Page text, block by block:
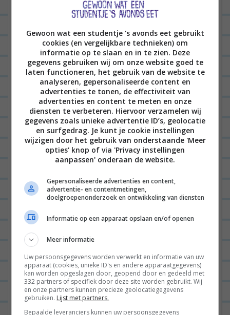
30 hippe kerstballen die je in je
boom wil
INTERIEUR 2
Hallo fijne mensen en welkom bij deze
heerlijke blogpost vol hippe kerstballen
waarvan je denkt ‘Oooooh mijn gód die wil ik
hebben’. Ik heb vandaag een...Lees verder
VORIGE POST
Gewoon wat een studentje 's avonds eet gebruikt
cookies (en vergelijkbare technieken) om
informatie op te slaan en in te zien. Deze
gegevens gebruiken wij om onze website goed te
laten functioneren, het gebruik van de website te
analyseren, gepersonaliseerde content en
advertenties te tonen, de effectiviteit van
advertenties en content te meten en onze
diensten te verbeteren. Hiervoor verzamelen wij
gegevens zoals unieke advertentie ID’s, geolocatie
en surfgedrag. Je kunt je cookie instellingen
wijzigen door het gebruik van onderstaande 'Meer
opties' knop of via 'Privacy instellingen
aanpassen' onderaan de website.
Gepersonaliseerde advertenties en content,
advertentie- en contentmetingen,
doelgroepenonderzoek en ontwikkeling van diensten
Informatie op een apparaat opslaan en/of openen
Meer informatie
Uw persoonsgegevens worden verwerkt en informatie van uw
apparaat (cookies, unieke ID's en andere apparaatgegevens)
kan worden opgeslagen door, geopend door en gedeeld met
332 partners of specifiek door deze site worden gebruikt. Wij
en onze partners kunnen precieze geolocatiegegevens
gebruiken. Lijst met partners.
Bepaalde leveranciers kunnen uw persoonsgegevens